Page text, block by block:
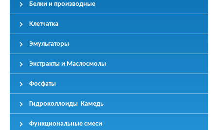
Белки и производные
Клетчатка
Эмульгаторы
Экстракты и Маслосмолы
Фосфаты
Гидроколлоиды Камедь
Функциональные смеси